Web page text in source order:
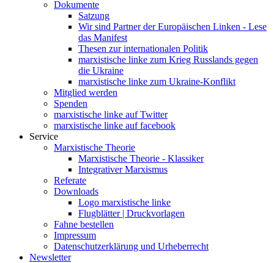
Dokumente
Satzung
Wir sind Partner der Europäischen Linken - Lese
das Manifest
Thesen zur internationalen Politik
marxistische linke zum Krieg Russlands gegen
die Ukraine
marxistische linke zum Ukraine-Konflikt
Mitglied werden
Spenden
marxistische linke auf Twitter
marxistische linke auf facebook
Service
Marxistische Theorie
Marxistische Theorie - Klassiker
Integrativer Marxismus
Referate
Downloads
Logo marxistische linke
Flugblätter | Druckvorlagen
Fahne bestellen
Impressum
Datenschutzerklärung und Urheberrecht
Newsletter